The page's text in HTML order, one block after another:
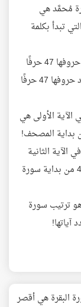
مُحمَّد هي
تبدأ بكلمة
الآية الأولى عدد حروفها 47 حرفًا
والآية الثانية عدد حروفها 47 حرفًا
الأولى هي
الآية الثانية
هي الكلمة رقم 47 من بداية سورة
أن 47 هو ترتيب سورة
البقرة هي أقصر